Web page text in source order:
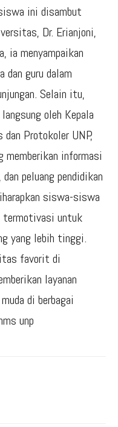
ini disambut
Dr. Erianjoni,
ia menyampaikan
guru dalam
Selain itu,
oleh Kepala
Protokoler UNP,
memberikan informasi
peluang pendidikan
siswa-siswa
termotivasi untuk
yang lebih tinggi.
favorit di
layanan
di berbagai
unp